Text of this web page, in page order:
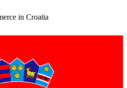
in Croatia